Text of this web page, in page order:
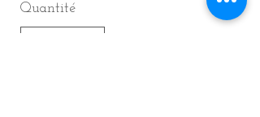
Quantité